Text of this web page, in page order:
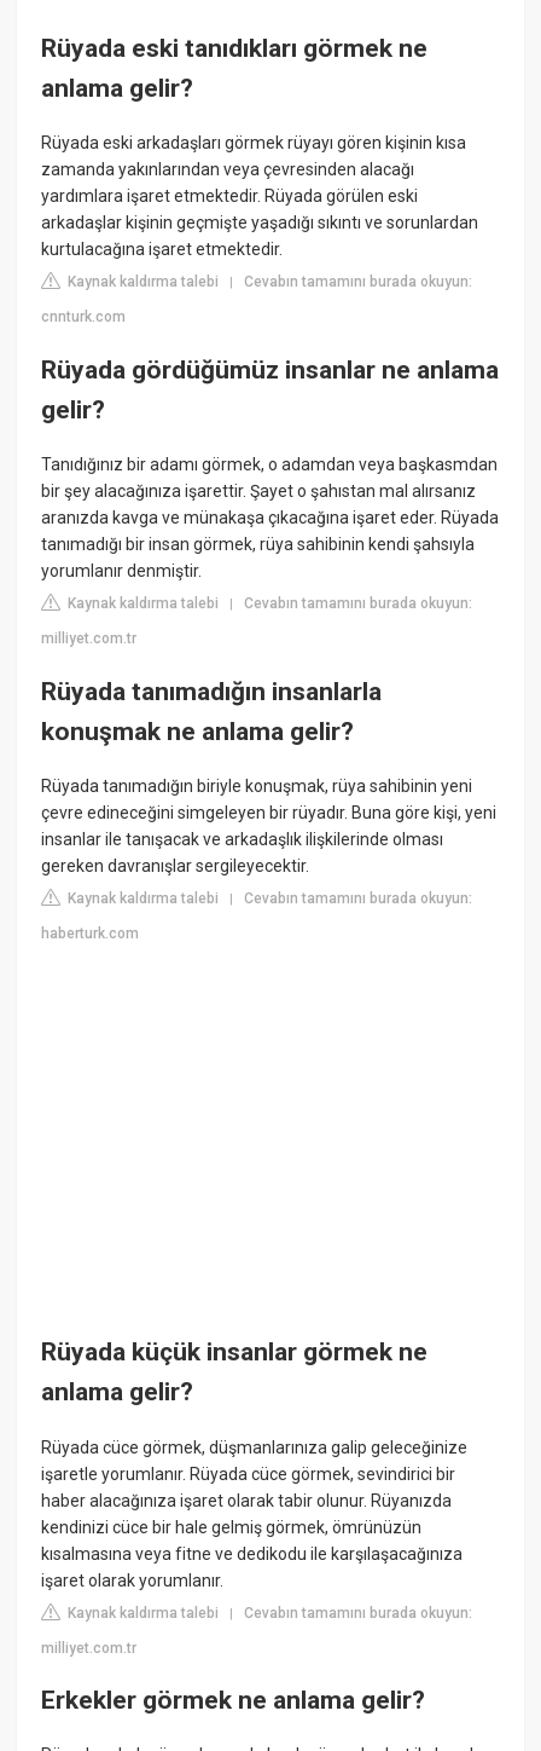
Rüyada eski tanıdıkları görmek ne
anlama gelir?
Rüyada eski arkadaşları görmek rüyayı gören kişinin kısa
zamanda yakınlarından veya çevresinden alacağı
yardımlara işaret etmektedir. Rüyada görülen eski
arkadaşlar kişinin geçmişte yaşadığı sıkıntı ve sorunlardan
kurtulacağına işaret etmektedir.
Kaynak kaldırma talebi |Cevabın tamamını burada okuyun:
cnnturk.com
Rüyada gördüğümüz insanlar ne anlama
gelir?
Tanıdığınız bir adamı görmek, o adamdan veya başkasmdan
bir şey alacağınıza işarettir. Şayet o şahıstan mal alırsanız
aranızda kavga ve münakaşa çıkacağına işaret eder. Rüyada
tanımadığı bir insan görmek, rüya sahibinin kendi şahsıyla
yorumlanır denmiştir.
Kaynak kaldırma talebi |Cevabın tamamını burada okuyun:
milliyet.com.tr
Rüyada tanımadığın insanlarla
konuşmak ne anlama gelir?
Rüyada tanımadığın biriyle konuşmak, rüya sahibinin yeni
çevre edineceğini simgeleyen bir rüyadır. Buna göre kişi, yeni
insanlar ile tanışacak ve arkadaşlık ilişkilerinde olması
gereken davranışlar sergileyecektir.
Kaynak kaldırma talebi |Cevabın tamamını burada okuyun:
haberturk.com
Rüyada küçük insanlar görmek ne
anlama gelir?
Rüyada cüce görmek, düşmanlarınıza galip geleceğinize
işaretle yorumlanır. Rüyada cüce görmek, sevindirici bir
haber alacağınıza işaret olarak tabir olunur. Rüyanızda
kendinizi cüce bir hale gelmiş görmek, ömrünüzün
kısalmasına veya fitne ve dedikodu ile karşılaşacağınıza
işaret olarak yorumlanır.
Kaynak kaldırma talebi |Cevabın tamamını burada okuyun:
milliyet.com.tr
Erkekler görmek ne anlama gelir?